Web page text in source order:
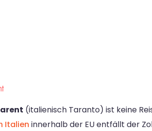
(italienisch Taranto) ist keine
Italien innerhalb der EU entfällt der